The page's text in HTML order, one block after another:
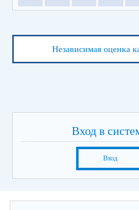
Независимая оценка
Вход в
Вход